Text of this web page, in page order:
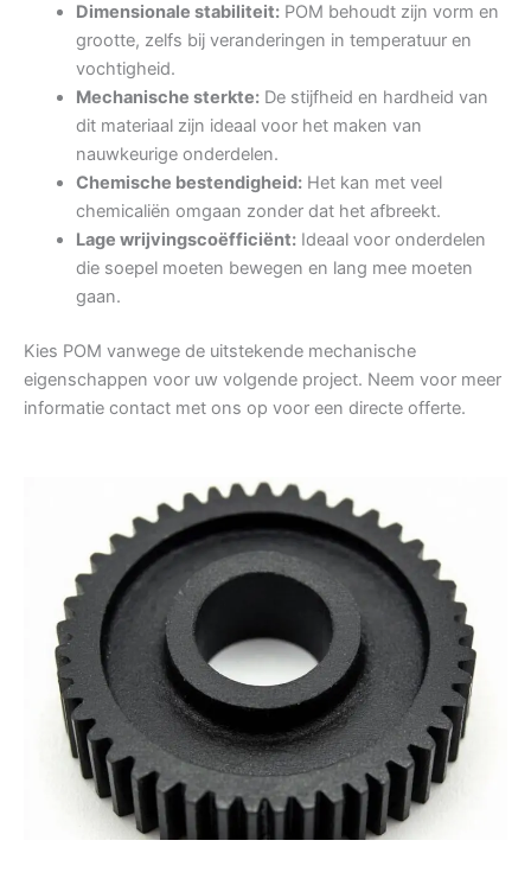
Dimensionale stabiliteit:POM behoudt zijn vorm en
grootte, zelfs bij veranderingen in temperatuur en
vochtigheid.
Mechanische sterkte:De stijfheid en hardheid van
dit materiaal zijn ideaal voor het maken van
nauwkeurige onderdelen.
Chemische bestendigheid:Het kan met veel
chemicaliën omgaan zonder dat het afbreekt.
Lage wrijvingscoëfficiënt:Ideaal voor onderdelen
die soepel moeten bewegen en lang mee moeten
gaan.
Kies POM vanwege de uitstekende mechanische
eigenschappen voor uw volgende project. Neem voor meer
informatie contact met ons op voor een directe offerte.